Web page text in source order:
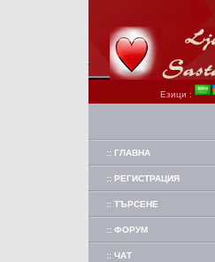
Езици :
:: ГЛАВНА
:: РЕГИСТРАЦИЯ
:: ТЪРСЕНЕ
:: ФОРУМ
:: ЧАТ